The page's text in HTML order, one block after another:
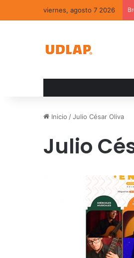
viernes, agosto 7 2026
Inicio /Julio César Oliva
Julio